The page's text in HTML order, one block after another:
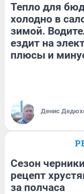
Тепло для
холодно в
зимой.
ездит на
плюсы и
Денис
Сезон
рецепт
за полчаса